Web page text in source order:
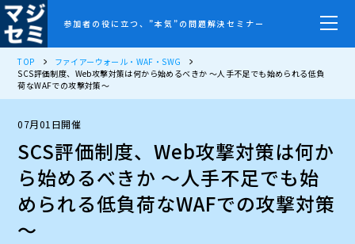
参加者の役に立つ、”本気”の問題解決セミナー
TOP
ファイアーウォール・WAF・SWG
SCS評価制度、Web攻撃対策は何から始めるべきか ～人手不足でも始められる低負
荷なWAFでの攻撃対策～
07月01日開催
SCS評価制度、Web攻撃対策は何か
ら始めるべきか ～人手不足でも始
められる低負荷なWAFでの攻撃対策
～